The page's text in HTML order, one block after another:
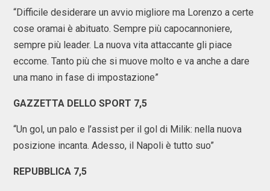
“Difficile desiderare un avvio migliore ma Lorenzo a certe
cose oramai è abituato. Sempre più capocannoniere,
sempre più leader. La nuova vita attaccante gli piace
eccome. Tanto più che si muove molto e va anche a dare
una mano in fase di impostazione”
GAZZETTA DELLO SPORT 7,5
“Un gol, un palo e l’assist per il gol di Milik: nella nuova
posizione incanta. Adesso, il Napoli è tutto suo”
REPUBBLICA 7,5